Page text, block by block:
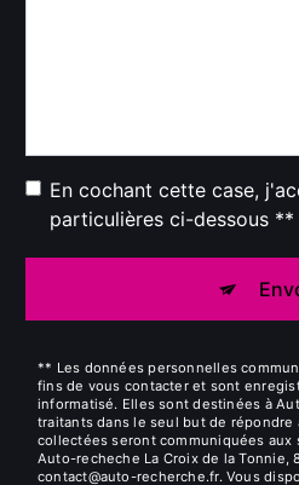
En cochant cette case,
particulières ci-dessous **
** Les données personnelles
fins de vous contacter et sont
informatisé. Elles sont destinées à
traitants dans le seul but de répondre
collectées seront communiquées aux
Auto-recheche La Croix de la Tonnie,
contact@auto-recherche.fr. Vous